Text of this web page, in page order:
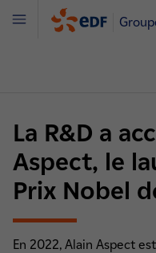
Menu
La R&D a
Aspect, le
Prix Nobel
En 2022, Alain Aspect